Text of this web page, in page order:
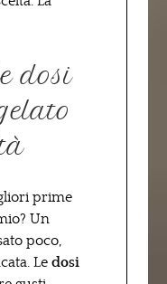
dosi
prime
Un
poco,
Le dosi